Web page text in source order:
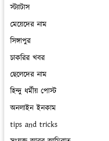
স্ট্যাটাস
মেয়েদের নাম
সিঙ্গাপুর
চাকরির খবর
ছেলেদের নাম
হিন্দু ধর্মীয় পোস্ট
অনলাইন ইনকাম
tips and tricks